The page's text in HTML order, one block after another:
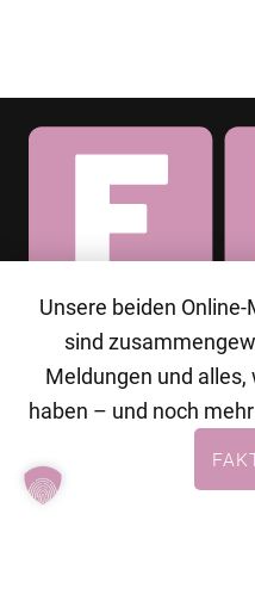
© 2026 MG
MG Mediengruppe
Burgring 1/7
1010 Wien
+43 (1) 522 14 14
Unsere beiden
sind
Meldungen und
haben – und noch